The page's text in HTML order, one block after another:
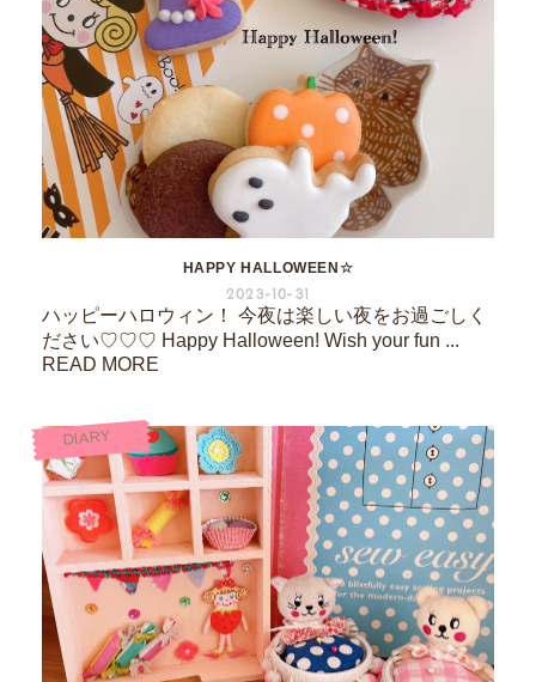
HAPPY HALLOWEEN☆
2023-10-31
ハッピーハロウィン！ 今夜は楽しい夜をお過ごしく
ださい♡♡♡ Happy Halloween! Wish your fun ...
READ MORE
DIARY